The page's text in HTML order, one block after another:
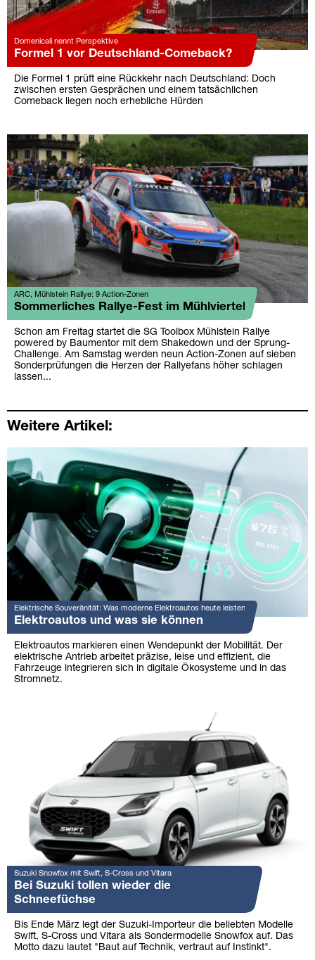
Domenicali nennt Perspektive
Formel 1 vor Deutschland-Comeback?
Die Formel 1 prüft eine Rückkehr nach Deutschland: Doch
zwischen ersten Gesprächen und einem tatsächlichen
Comeback liegen noch erhebliche Hürden
ARC, Mühlstein Rallye: 9 Action-Zonen
Sommerliches Rallye-Fest im Mühlviertel
Schon am Freitag startet die SG Toolbox Mühlstein Rallye
powered by Baumentor mit dem Shakedown und der Sprung-
Challenge. Am Samstag werden neun Action-Zonen auf sieben
Sonderprüfungen die Herzen der Rallyefans höher schlagen
lassen...
Weitere Artikel:
Elektrische Souveränität: Was moderne Elektroautos heute leisten
Elektroautos und was sie können
Elektroautos markieren einen Wendepunkt der Mobilität. Der
elektrische Antrieb arbeitet präzise, leise und effizient, die
Fahrzeuge integrieren sich in digitale Ökosysteme und in das
Stromnetz.
Suzuki Snowfox mit Swift, S-Cross und Vitara
Bei Suzuki tollen wieder die
Schneefüchse
Bis Ende März legt der Suzuki-Importeur die beliebten Modelle
Swift, S-Cross und Vitara als Sondermodelle Snowfox auf. Das
Motto dazu lautet "Baut auf Technik, vertraut auf Instinkt".